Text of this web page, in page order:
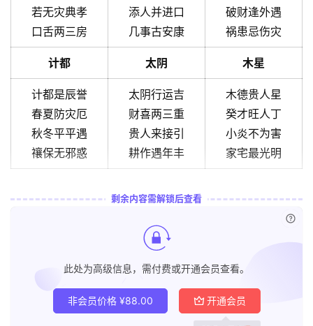
若无灾典孝
口舌两三房
添人并进口
几事古安康
破财逢外遇
祸患忌伤灾
计都 太阴 木星
计都是辰誉
春夏防灾厄
秋冬平平遇
禳保无邪惑
太阴行运吉
财喜两三重
贵人来接引
耕作遇年丰
木德贵人星
癸才旺人丁
小炎不为害
家宅最光明
剩余内容需解锁后查看
此处为高级信息，需付费或开通会员查看。
非会员价格 ¥88.00 开通会员